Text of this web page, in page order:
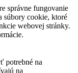
správne fungovanie
súbory cookie, ktoré
webovej stránky.
potrebné na
na